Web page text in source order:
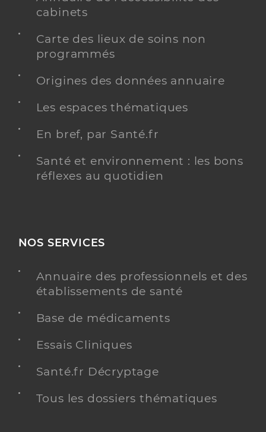
cabinets
Carte des lieux de soins non
programmés
Origines des données annuaire
Les espaces thématiques
En bref, par Santé.fr
Santé et environnement : les bons
réflexes au quotidien
NOS SERVICES
Annuaire des professionnels et des
établissements de santé
Base de médicaments
Essais Cliniques
Santé.fr Décryptage
Tous les dossiers thématiques